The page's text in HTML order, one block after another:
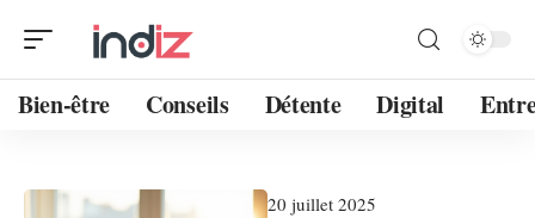
Bien-être Conseils Détente Digital
20 juillet 2025